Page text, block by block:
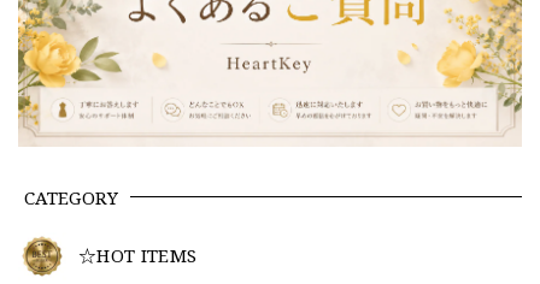
CATEGORY
☆HOT ITEMS